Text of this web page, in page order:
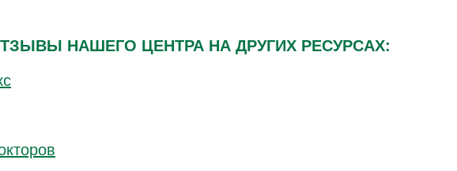
НАШЕГО ЦЕНТРА НА ДРУГИХ РЕСУРСАХ: